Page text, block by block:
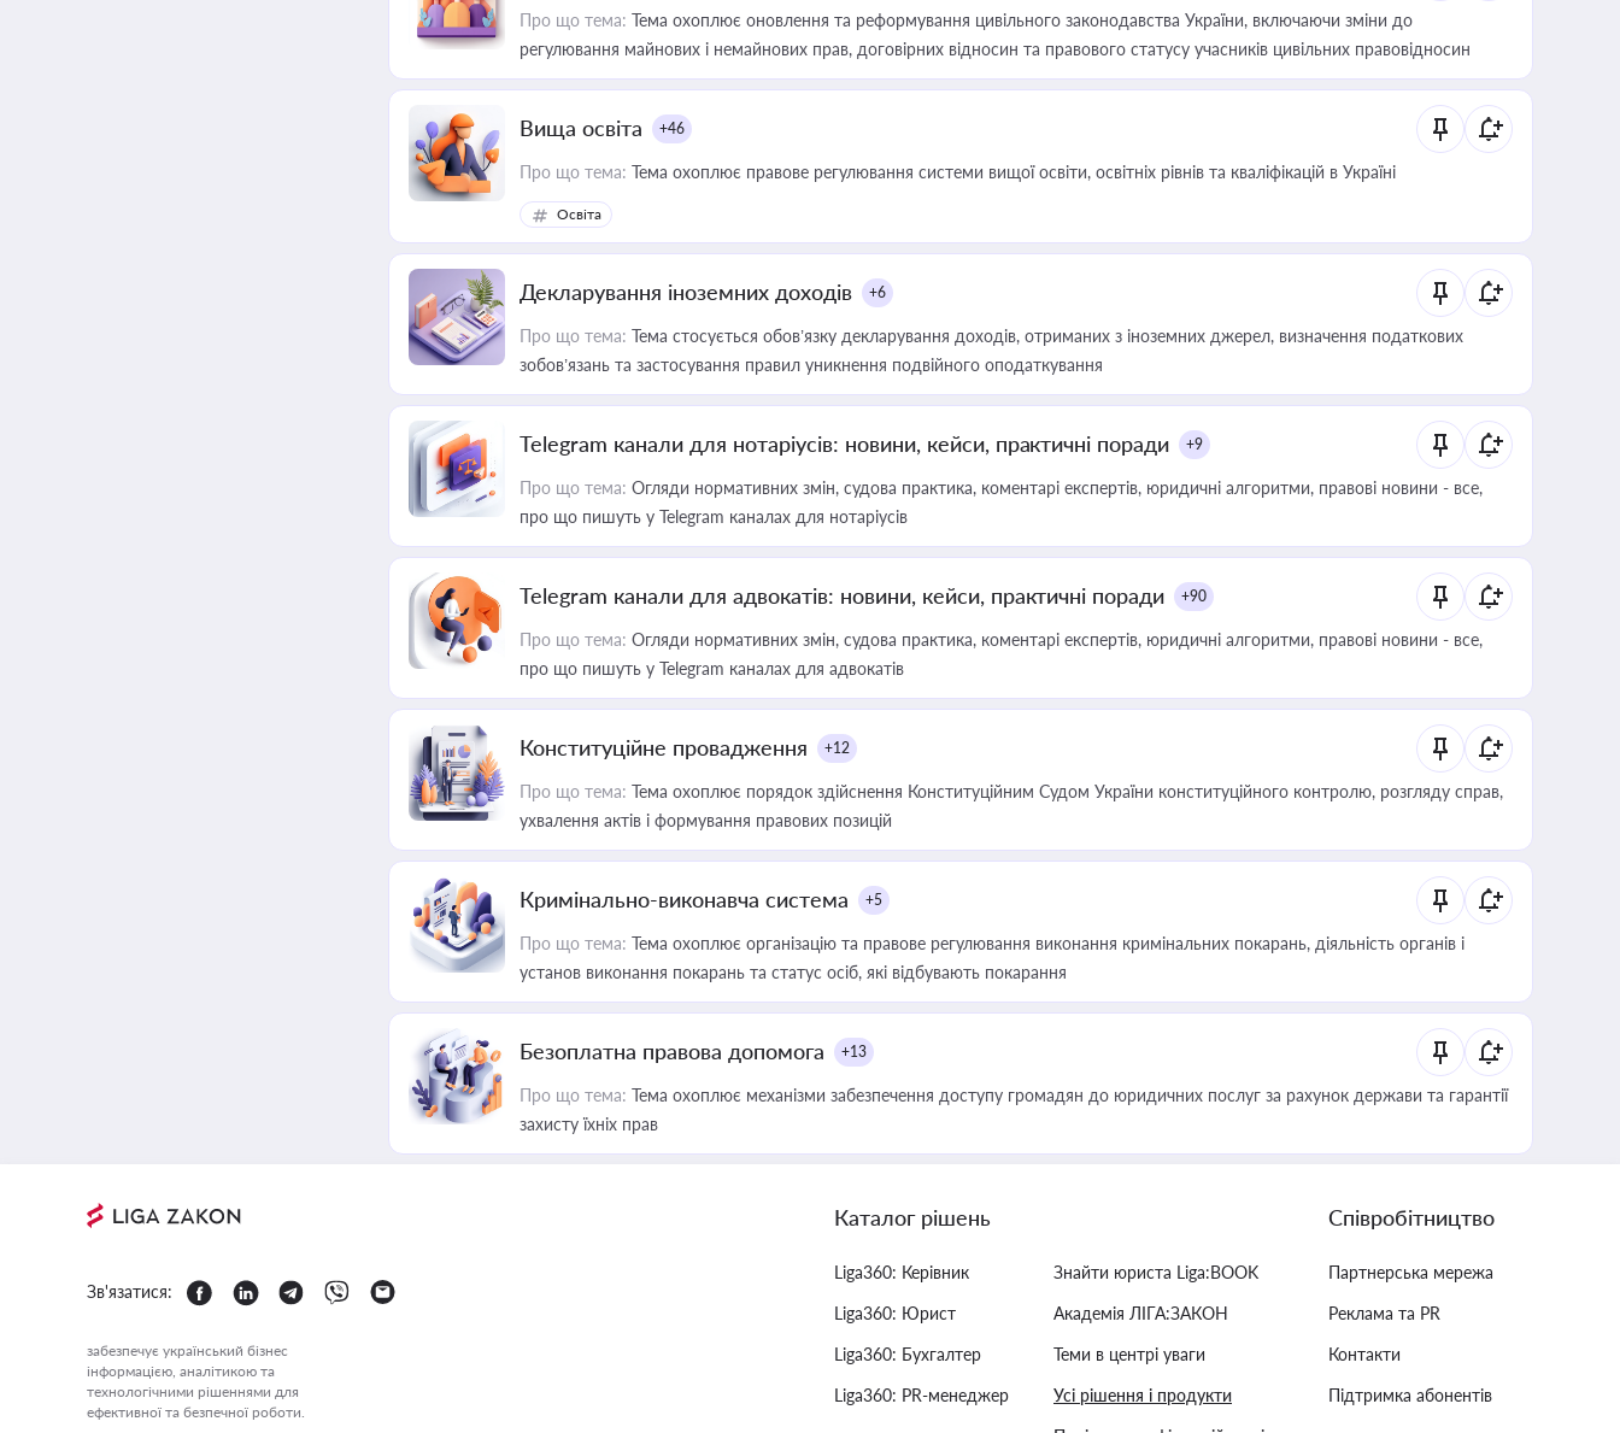
Про що тема: Тема охоплює оновлення та реформування цивільного законодавства України, включаючи зміни до
регулювання майнових і немайнових прав, договірних відносин та правового статусу учасників цивільних правовідносин
Вища освіта +46
Про що тема: Тема охоплює правове регулювання системи вищої освіти, освітніх рівнів та кваліфікацій в Україні
Освіта
Декларування іноземних доходів +6
Про що тема: Тема стосується обов’язку декларування доходів, отриманих з іноземних джерел, визначення податкових
зобов’язань та застосування правил уникнення подвійного оподаткування
Telegram канали для нотаріусів: новини, кейси, практичні поради +9
Про що тема: Огляди нормативних змін, судова практика, коментарі експертів, юридичні алгоритми, правові новини - все,
про що пишуть у Telegram каналах для нотаріусів
Telegram канали для адвокатів: новини, кейси, практичні поради +90
Про що тема: Огляди нормативних змін, судова практика, коментарі експертів, юридичні алгоритми, правові новини - все,
про що пишуть у Telegram каналах для адвокатів
Конституційне провадження +12
Про що тема: Тема охоплює порядок здійснення Конституційним Судом України конституційного контролю, розгляду справ,
ухвалення актів і формування правових позицій
Кримінально-виконавча система +5
Про що тема: Тема охоплює організацію та правове регулювання виконання кримінальних покарань, діяльність органів і
установ виконання покарань та статус осіб, які відбувають покарання
Безоплатна правова допомога +13
Про що тема: Тема охоплює механізми забезпечення доступу громадян до юридичних послуг за рахунок держави та гарантії
захисту їхніх прав
Зв'язатися:
забезпечує український бізнес
інформацією, аналітикою та
технологічними рішеннями для
ефективної та безпечної роботи.
Каталог рішень
Liga360: Керівник
Liga360: Юрист
Liga360: Бухгалтер
Liga360: PR-менеджер
Знайти юриста Liga:BOOK
Академія ЛІГА:ЗАКОН
Теми в центрі уваги
Усі рішення і продукти
Співробітництво
Партнерська мережа
Реклама та PR
Контакти
Підтримка абонентів